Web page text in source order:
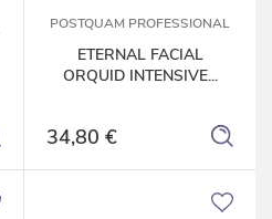
POSTQUAM PROFESSIONAL
ETERNAL FACIAL
ORQUID INTENSIVE...
34,80 €